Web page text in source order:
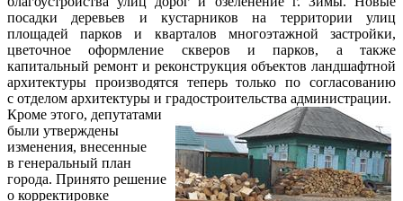
посадки деревьев и кустарников на территории улиц
площадей парков и кварталов многоэтажной застройки,
цветочное оформление скверов и парков, а также
капитальный ремонт и реконструкция объектов ландшафтной
архитектуры производятся теперь только по согласованию
с отделом архитектуры и градостроительства администрации.
Кроме этого, депутатами
были утверждены
изменения, внесенные
в генеральный план
города. Принято решение
о корректировке